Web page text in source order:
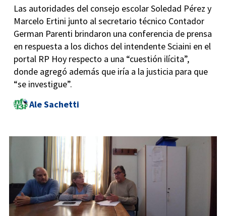
Las autoridades del consejo escolar Soledad Pérez y
Marcelo Ertini junto al secretario técnico Contador
German Parenti brindaron una conferencia de prensa
en respuesta a los dichos del intendente Sciaini en el
portal RP Hoy respecto a una “cuestión ilícita”,
donde agregó además que iría a la justicia para que
“se investigue”.
Ale Sachetti